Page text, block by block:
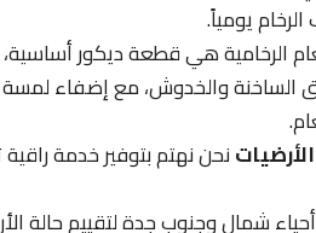
يومياً.
الرخامية هي قطعة ديكور
الساخنة والخدوش، مع إضفاء
نحن نهتم بتوفير خدمة
شمال وجنوب جدة لتقييم حالة